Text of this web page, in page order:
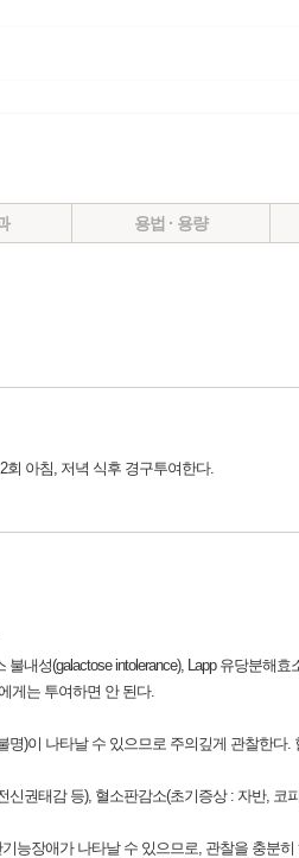
용법 · 용량
회 아침, 저녁 식후 경구투여한다.
내성(galactose intolerance), Lapp 유당분해
게는 투여하면 안 된다.
명)이 나타날 수 있으므로 주의깊게 관찰한
신권태감 등), 혈소판감소(초기증상 : 자반,
능장애가 나타날 수 있으므로, 관찰을 충